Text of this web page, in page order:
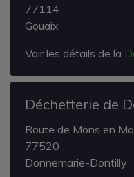
77114
Gouaix
Voir les détails de la
Déchetterie de
Route de Mons en
77520
Donnemarie-Dontilly